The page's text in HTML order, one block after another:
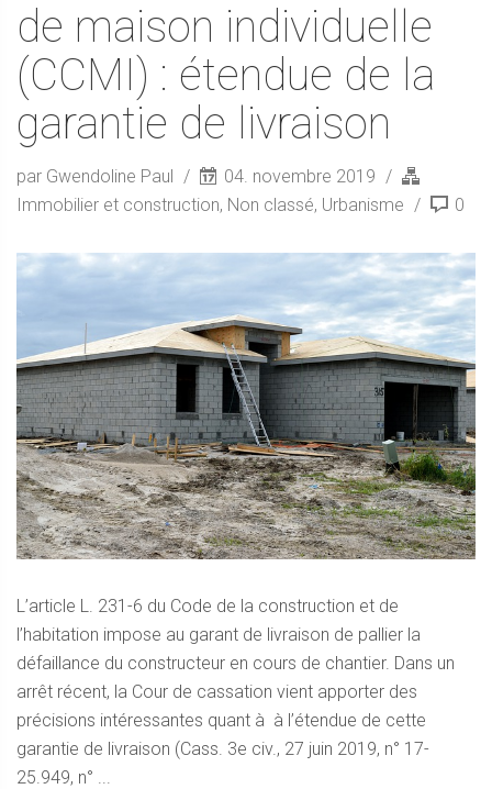
de maison individuelle
(CCMI) : étendue de la
garantie de livraison
par Gwendoline Paul
04. novembre 2019
Immobilier et construction, Non classé, Urbanisme 0
L’article L. 231-6 du Code de la construction et de
l’habitation impose au garant de livraison de pallier la
défaillance du constructeur en cours de chantier. Dans un
arrêt récent, la Cour de cassation vient apporter des
précisions intéressantes quant à à l’étendue de cette
garantie de livraison (Cass. 3e civ., 27 juin 2019, n° 17-
25.949, n° ...